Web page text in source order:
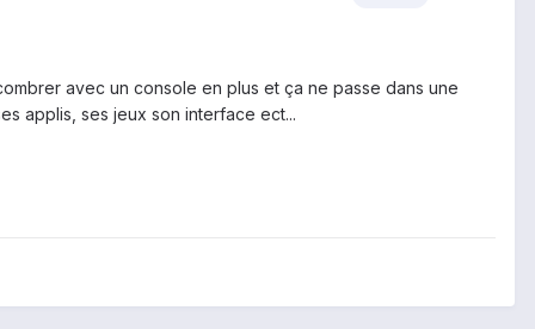
avec un console en plus et ça ne passe dans une
applis, ses jeux son interface ect...